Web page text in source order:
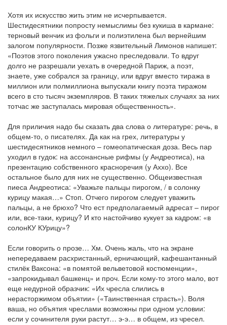
Хотя их искусство жить этим не исчерпывается.
Шестидесятники попросту немыслимы без кукиша в кармане:
терновый венчик из фольги и полиэтилена был вернейшим
залогом популярности. Позже язвительный Лимонов напишет:
«Поэтов этого поколения ужасно преследовали. То вдруг
долго не разрешали уехать в очередной Париж, а поэт,
знаете, уже собрался за границу, или вдруг вместо тиража в
миллион или полмиллиона выпускали книгу поэта тиражом
всего в сто тысяч экземпляров. В таких тяжелых случаях за них
тотчас же заступалась мировая общественность».
Для приличия надо бы сказать два слова о литературе: речь, в
общем-то, о писателях. Да как на грех, литературы у
шестидесятников немного – гомеопатическая доза. Весь пар
уходил в гудок: на ассонансные рифмы (у Андреотиса), на
презентацию собственного красноречия (у Аххо). Все
остальное было для них не существенно. Общеизвестная
пиеса Андреотиса: «Уважьте пальцы пирогом, / в солонку
курицу макая…» Стоп. Отчего пирогом следует уважить
пальцы, а не брюхо? Что ест предполагаемый адресат – пирог
или, все-таки, курицу? И кто настойчиво кукует за кадром: «в
солонКУ КУрицу»?
Если говорить о прозе… Хм. Очень жаль, что на экране
непередаваем расхристанный, ерничающий, кафешантанный
стилёк Ваксона: «в помятой вельветовой костюменции»,
«запрокидывал башкенц» и проч. Если кому-то этого мало, вот
еще недурной образчик: «Их чресла слились в
нерасторжимом объятии» («Таинственная страсть»). Воля
ваша, но объятия чреслами возможны при одном условии:
если у сочинителя руки растут… э-э… в общем, из чресел.